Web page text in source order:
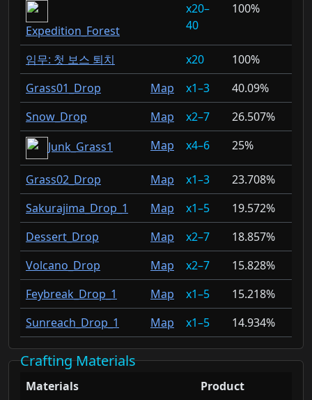
Expedition_Forest
20–
40
100%
임무: 첫 보스 퇴치 20
100%
Grass01_Drop
Map 1–3
40.09%
Snow_Drop
Map 2–7
26.507%
Junk_Grass1
Map 4–6 25%
Grass02_Drop Map 1–3
23.708%
Sakurajima_Drop_1
Map 1–5
19.572%
Dessert_Drop
Map 2–7
18.857%
Volcano_Drop
Map 2–7
15.828%
Feybreak_Drop_1
Map 1–5
15.218%
Sunreach_Drop_1
Map 1–5 14.934%
Crafting Materials
Materials Product